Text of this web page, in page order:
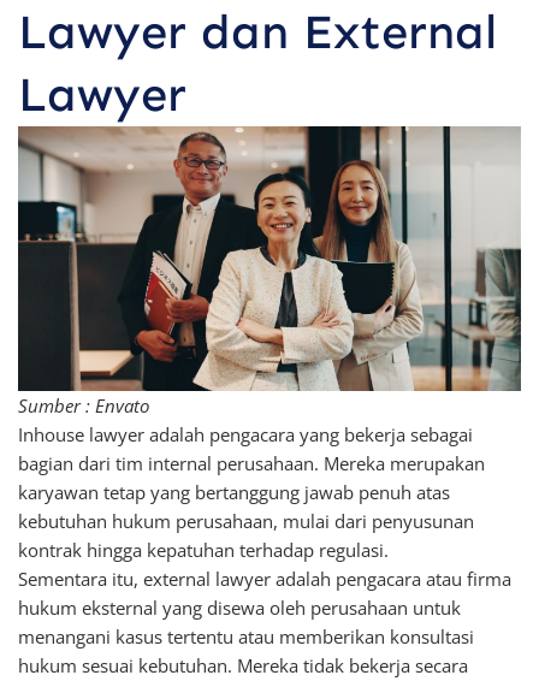
Lawyer dan External
Lawyer
Sumber : Envato
Inhouse lawyer adalah pengacara yang bekerja sebagai
bagian dari tim internal perusahaan. Mereka merupakan
karyawan tetap yang bertanggung jawab penuh atas
kebutuhan hukum perusahaan, mulai dari penyusunan
kontrak hingga kepatuhan terhadap regulasi.
Sementara itu, external lawyer adalah pengacara atau firma
hukum eksternal yang disewa oleh perusahaan untuk
menangani kasus tertentu atau memberikan konsultasi
hukum sesuai kebutuhan. Mereka tidak bekerja secara